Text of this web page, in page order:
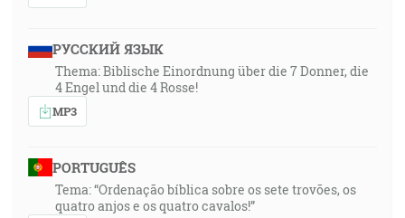
РУССКИЙ ЯЗЫК
Thema: Biblische Einordnung über die 7 Donner, die
4 Engel und die 4 Rosse!
MP3
PORTUGUÊS
Tema: “Ordenação bíblica sobre os sete trovões, os
quatro anjos e os quatro cavalos!”